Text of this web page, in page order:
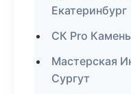
Екатеринбург
СК Pro
Мастерская
Сургут